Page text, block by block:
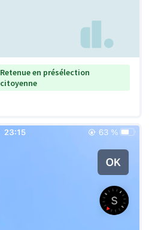
Retenue en présélection
citoyenne